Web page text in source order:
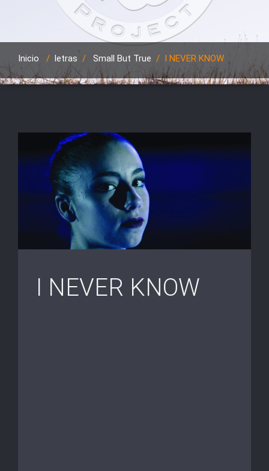
Inicio / letras / Small But True / I NEVER KNOW
I NEVER KNOW